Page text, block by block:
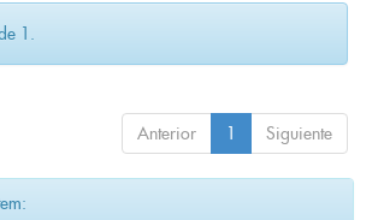
1.
Anterior 1 Siguiente